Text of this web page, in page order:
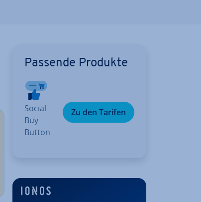
Passende Produkte
Social
Buy
Button
Zu den Tarifen